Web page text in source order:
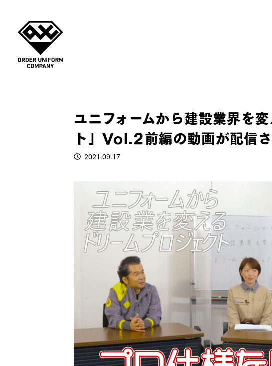
ユニフォームから建設業界を
ト」Vol.2前編の動画が配信さ
2021.09.17